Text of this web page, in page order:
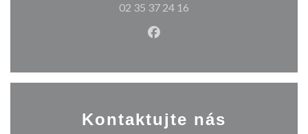
02 35 37 24 16
Facebook ((otevře se v
Kontaktujte nás